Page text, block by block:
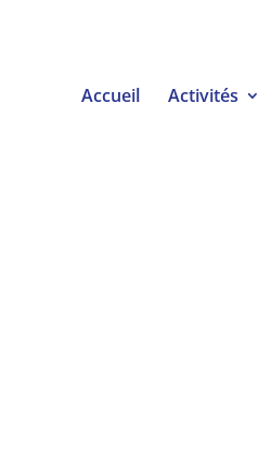
Accueil Activités